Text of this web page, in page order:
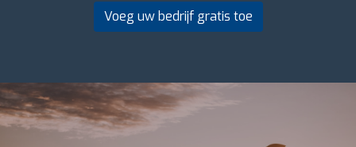
Voeg uw bedrijf gratis toe